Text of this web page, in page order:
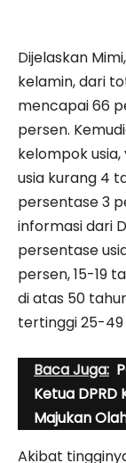
Dijelaskan
kelamin, dari
mencapai 66
persen.
kelompok
usia kurang 4
persentase 3
informasi dari
persentase
persen, 15-19
di atas 50
tertinggi 25-49
Baca Juga:
Ketua DPRD
Majukan
Akibat